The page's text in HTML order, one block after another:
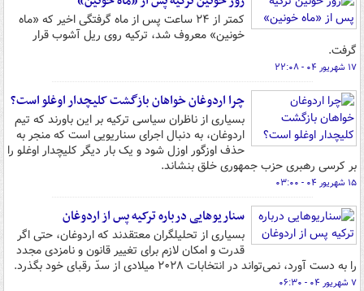
کمتر از ۲۴ ساعت پس از ماه گرفتگی اخیر که «ماه
خونین» معروف شد، ترکیه روی ریل آشوب قرار
گرفت.
۱۷ شهریور ۰۴ - ۲۲:۰۸
چرا اردوغان خواهان بازگشت کلیچدار اوغلو است؟
بسیاری از ناظران سیاسی ترکیه بر این باورند که تیم
اردوغان، به دنبال اجرای سناریویی است که منجر به
حذف اوزگور اوزل شود و یک بار دیگر کلیچدار اوغلو را
بر کرسی رهبری حزب جمهوری خلق بنشاند.
۱۵ شهریور ۰۴ - ۰۳:۰۰
سناریوهایی درباره ترکیه پس از اردوغان
بسیاری از تحلیلگران معتقدند که اردوغان، حتی اگر
قدرت و امکان لازم برای تغییر قانون و نامزدی مجدد
را به دست آورد، نمی‌تواند در انتخابات ۲۰۲۸ میلادی از سدّ رقبای خود بگذرد.
۷ شهریور ۰۴ - ۰۶:۳۰